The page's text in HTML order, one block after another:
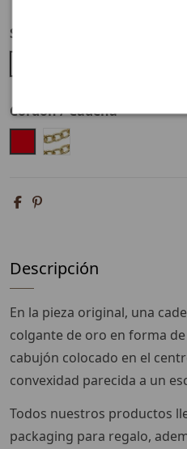
Selecciona el acabado
Cordón / Cadena
Rojo Cadena
Descripción
En la pieza original, una
colgante de oro en forma
cabujón colocado en el
convexidad parecida a un
Todos nuestros productos
packaging para regalo,